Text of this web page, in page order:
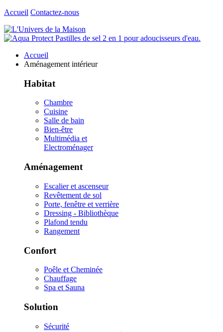
Accueil Contactez-nous
Accueil
Aménagement intérieur
Habitat
Chambre
Cuisine
Salle de bain
Bien-être
Multimédia et
Electroménager
Aménagement
Escalier et ascenseur
Revêtement de sol
Porte, fenêtre et verrière
Dressing - Bibliothèque
Plafond tendu
Rangement
Confort
Poêle et Cheminée
Chauffage
Spa et Sauna
Solution
Sécurité